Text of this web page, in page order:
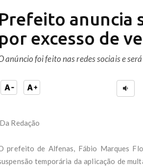
A
Tia
Os
Prefeito anuncia
por excesso de
anúncio foi feito nas redes sociais e
Da Redação
prefeito de Alfenas, Fábio Marques
temporária da aplicação de